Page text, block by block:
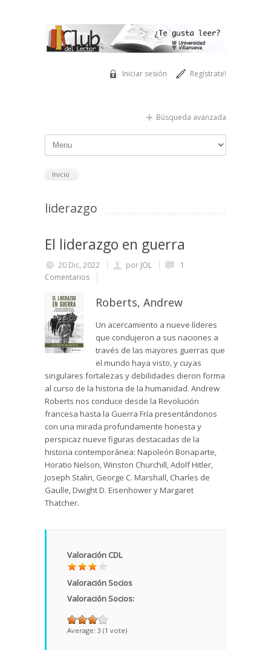
Regístrate!
Iniciar sesión
Búsqueda avanzada
Inicio
liderazgo
El liderazgo en guerra
20 Dic, 2022 por JOL
1
Comentarios
Roberts, Andrew
Un acercamiento a nueve líderes
que condujeron a sus naciones a
través de las mayores guerras que
el mundo haya visto, y cuyas
singulares fortalezas y debilidades dieron forma
al curso de la historia de la humanidad. Andrew
Roberts nos conduce desde la Revolución
francesa hasta la Guerra Fría presentándonos
con una mirada profundamente honesta y
perspicaz nueve figuras destacadas de la
historia contemporánea: Napoleón Bonaparte,
Horatio Nelson, Winston Churchill, Adolf Hitler,
Joseph Stalin, George C. Marshall, Charles de
Gaulle, Dwight D. Eisenhower y Margaret
Thatcher.
Valoración CDL
Valoración Socios
Valoración Socios:
Average: 3 (1 vote)